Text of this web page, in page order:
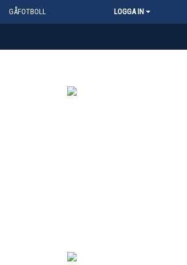
GÅFOTBOLL LOGGA IN